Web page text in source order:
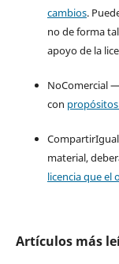
cambios.
no de forma
apoyo de la
NoComercial
con
material,
licencia que el
Artículos más